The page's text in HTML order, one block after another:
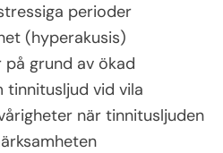
perioder
(hyperakusis)
på grund av ökad
tinnitusljud vid vila
när tinnitusljuden